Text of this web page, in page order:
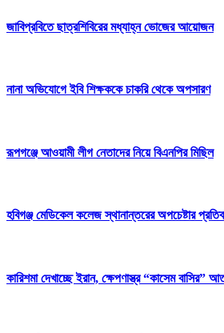
জাবিপ্রবিতে ছাত্রশিবিরের মধ্যাহ্ন ভোজের আয়োজন
নানা অভিযোগে ইবি শিক্ষককে চাকরি থেকে অপসারণ
রূপগঞ্জে আওয়ামী লীগ নেতাদের নিয়ে বিএনপির মিছিল
হবিগঞ্জ মেডিকেল কলেজ স্থানান্তরের অপচেষ্টার
কারিশমা দেখাচ্ছে ইরান, ক্ষেপণাস্ত্র “কাসেম